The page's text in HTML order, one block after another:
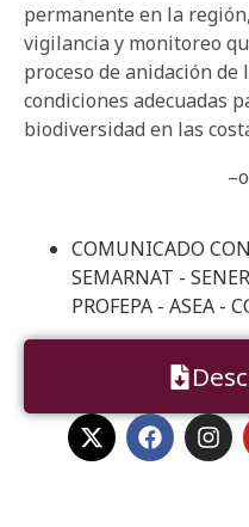
permanente en la
vigilancia y monitoreo
proceso de anidación
condiciones adecuadas
biodiversidad en las
COMUNICADO
SEMARNAT -
PROFEPA - ASEA -